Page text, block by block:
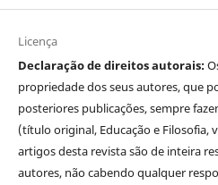
Licença
Declaração de direitos autorais:
propriedade dos seus autores, que
posteriores publicações, sempre
(título original, Educação e Filosofia,
artigos desta revista são de inteira
autores, não cabendo qualquer